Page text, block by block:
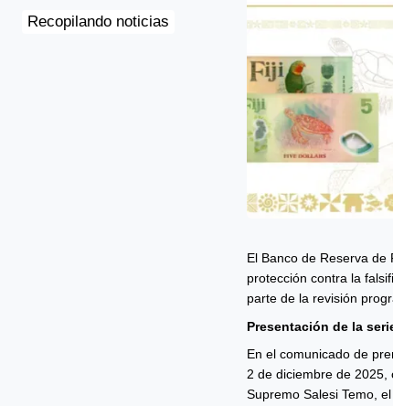
El Banco de Reserva
protección contra la
parte de la revisión
Presentación de la
En el comunicado de
2 de diciembre de 2025,
Supremo Salesi Temo,
Recopilando noticias